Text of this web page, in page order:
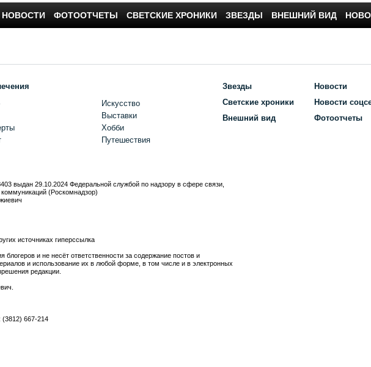
НОВОСТИ ФОТООТЧЕТЫ СВЕТСКИЕ ХРОНИКИ ЗВЕЗДЫ ВНЕШНИЙ ВИД
Искусство
Выставки
Хобби
Путешествия
Звезды
Светские хроники
Внешний вид
Новости
Новости
Фотоотчеты
выдан 29.10.2024 Федеральной службой по надзору в сфере связи,
(Роскомнадзор)
источниках гиперссылка
блогеров и не несёт ответственности за содержание постов и
и использование их в любой форме, в том числе и в электронных
редакции.
(3812) 667-214